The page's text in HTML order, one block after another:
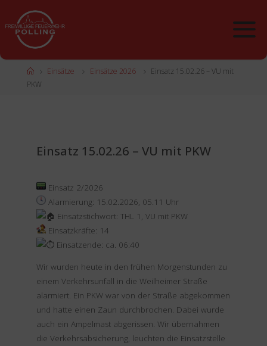
Inhalt
springen
StartEinsätze Einsätze 2026
Einsatz 15.02.26 – VU mit
PKW
Einsatz 15.02.26 – VU mit PKW
Einsatz 2/2026
Alarmierung: 15.02.2026, 05.11 Uhr
Einsatzstichwort: THL 1, VU mit PKW
Einsatzkräfte: 14
Einsatzende: ca. 06:40
Wir wurden heute in den frühen Morgenstunden zu
einem Verkehrsunfall in die Weilheimer Straße
alarmiert. Ein PKW war von der Straße abgekommen
und hatte einen Zaun durchbrochen. Dabei wurde
auch ein Ampelmast abgerissen. Wir übernahmen
die Verkehrsabsicherung, leuchten die Einsatzstelle